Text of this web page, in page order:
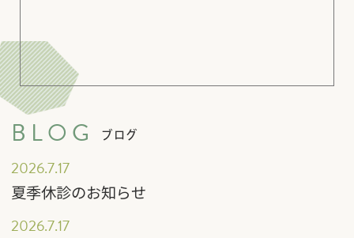
BLOG ブログ
2026.7.17
夏季休診のお知らせ
2026.7.17